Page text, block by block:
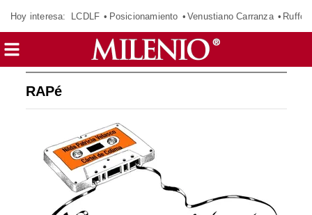
Hoy interesa: LCDLF Posicionamiento Venustiano Carranza Ruffo
RAPé